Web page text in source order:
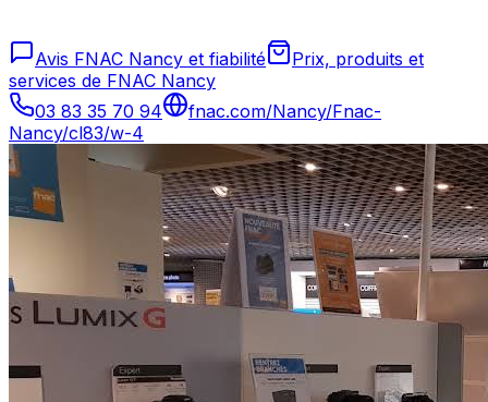
Avis FNAC Nancy et fiabilité
Prix, produits et
services de FNAC Nancy
03 83 35 70 94
fnac.com/Nancy/Fnac-
Nancy/cl83/w-4